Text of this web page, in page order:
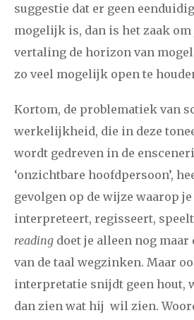
suggestie dat er geen
mogelijk is, dan is het zaak
vertaling de horizon van
zo veel mogelijk open te
Kortom, de problematiek van
werkelijkheid, die in deze
wordt gedreven in de
‘onzichtbare hoofdpersoon’,
gevolgen op de wijze waarop
interpreteert, regisseert,
reading doet je alleen nog
van de taal wegzinken. Maar
interpretatie snijdt geen hout,
dan zien wat hij wil zien.